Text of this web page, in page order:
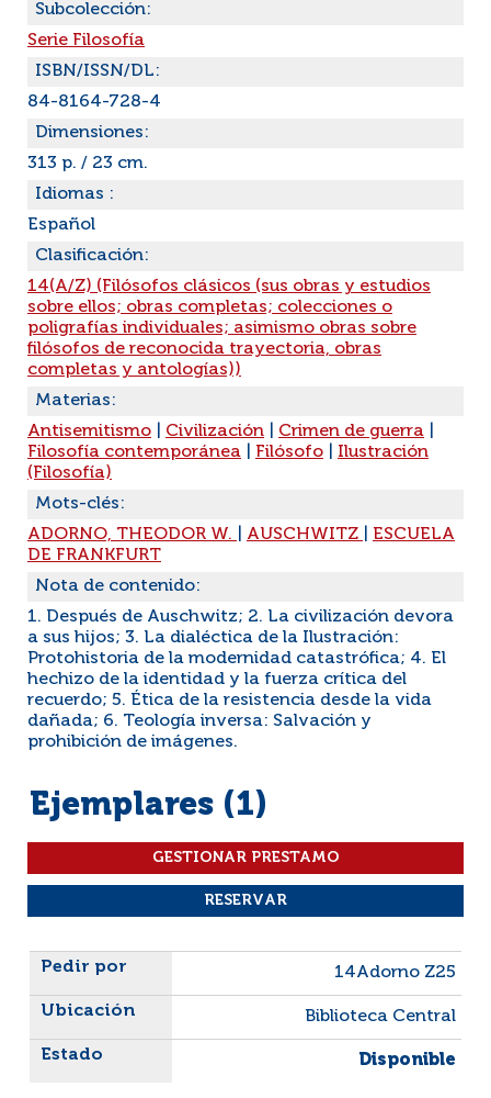
Subcolección:
Serie Filosofía
ISBN/ISSN/DL:
84-8164-728-4
Dimensiones:
313 p. / 23 cm.
Idiomas :
Español
Clasificación:
14(A/Z) (Filósofos clásicos (sus obras y estudios
sobre ellos; obras completas; colecciones o
poligrafías individuales; asimismo obras sobre
filósofos de reconocida trayectoria, obras
completas y antologías))
Materias:
Antisemitismo
Civilización Crimen de guerra
Filosofía contemporánea
Filósofo
Ilustración
(Filosofía)
Mots-clés:
ADORNO, THEODOR W.
AUSCHWITZ
ESCUELA
DE FRANKFURT
Nota de contenido:
1. Después de Auschwitz; 2. La civilización devora
a sus hijos; 3. La dialéctica de la Ilustración:
Protohistoria de la modernidad catastrófica; 4. El
hechizo de la identidad y la fuerza crítica del
recuerdo; 5. Ética de la resistencia desde la vida
dañada; 6. Teología inversa: Salvación y
prohibición de imágenes.
Ejemplares (1)
Liste des exemplaires
14Adorno Z25
Biblioteca Central
Disponible